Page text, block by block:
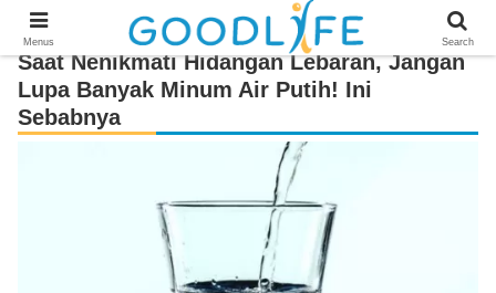
Saat Nenikmati Hidangan Lebaran, Jangan
Lupa Banyak Minum Air Putih! Ini
Sebabnya
Menus Search